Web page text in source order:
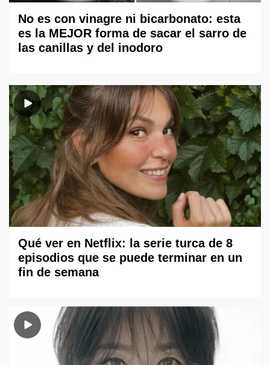
No es con vinagre ni bicarbonato: esta
es la MEJOR forma de sacar el sarro de
las canillas y del inodoro
Qué ver en Netflix: la serie turca de 8
episodios que se puede terminar en un
fin de semana